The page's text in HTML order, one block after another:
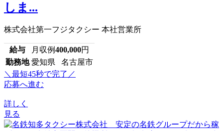
しま...
株式会社第一フジタクシー 本社営業所
給与 月収例400,000円
勤務地 愛知県 名古屋市
＼最短45秒で完了／
応募へ進む
詳しく
見る